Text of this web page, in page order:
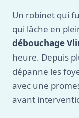
Un robinet qui
qui lâche en
débouchage
heure. Depuis
dépanne les
avec une
avant